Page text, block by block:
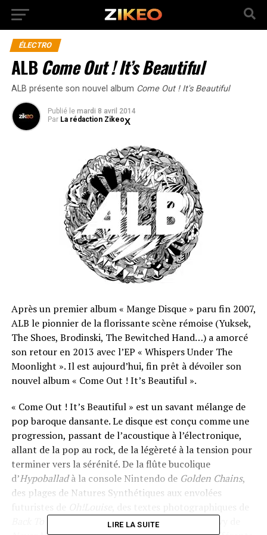
ÉLECTRO
ALBCome Out ! It’s Beautiful
ALB présente son nouvel album Come Out ! It's Beautiful
Publié le mardi 8 avril 2014
Par La rédaction Zikeo
Après un premier album « Mange Disque » paru fin 2007,
ALB le pionnier de la florissante scène rémoise (Yuksek,
The Shoes, Brodinski, The Bewitched Hand…) a amorcé
son retour en 2013 avec l’EP « Whispers Under The
Moonlight ». Il est aujourd’hui, fin prêt à dévoiler son
nouvel album « Come Out ! It’s Beautiful ».
« Come Out ! It’s Beautiful » est un savant mélange de
pop baroque dansante. Le disque est conçu comme une
progression, passant de l’acoustique à l’électronique,
allant de la pop au rock, de la légèreté à la tension pour
terminer vers la sérénité. De la flûte bucolique
d’Hypoballadà la console Nintendo de Golden Chains,
des plages de Natures Synthétiques aux envolées
aux confessions familiales groovy de
LIRE LA SUITE